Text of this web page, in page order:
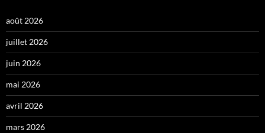
août 2026
juillet 2026
juin 2026
mai 2026
avril 2026
mars 2026